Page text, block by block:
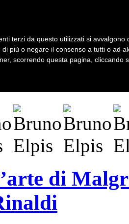
di
terzi da questo utilizzati si
di più o negare il consenso a tutti o ad
scorrendo questa pagina, cliccando